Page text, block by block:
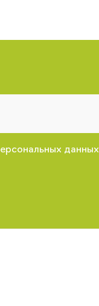
данных